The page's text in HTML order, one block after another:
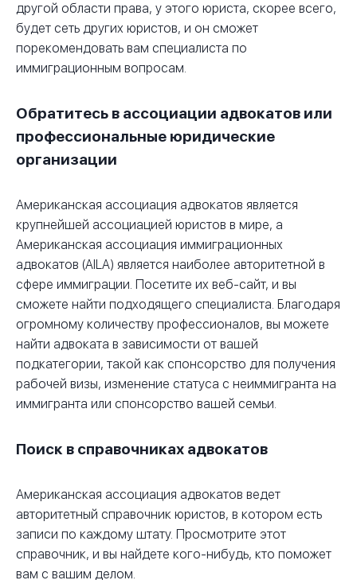
другой области права, у этого юриста, скорее всего,
будет сеть других юристов, и он сможет
порекомендовать вам специалиста по
иммиграционным вопросам.
Обратитесь в ассоциации адвокатов или
профессиональные юридические
организации
Американская ассоциация адвокатов является
крупнейшей ассоциацией юристов в мире, а
Американская ассоциация иммиграционных
адвокатов (AILA) является наиболее авторитетной в
сфере иммиграции. Посетите их веб-сайт, и вы
сможете найти подходящего специалиста. Благодаря
огромному количеству профессионалов, вы можете
найти адвоката в зависимости от вашей
подкатегории, такой как спонсорство для получения
рабочей визы, изменение статуса с неиммигранта на
иммигранта или спонсорство вашей семьи.
Поиск в справочниках адвокатов
Американская ассоциация адвокатов ведет
авторитетный справочник юристов, в котором есть
записи по каждому штату. Просмотрите этот
справочник, и вы найдете кого-нибудь, кто поможет
вам с вашим делом.